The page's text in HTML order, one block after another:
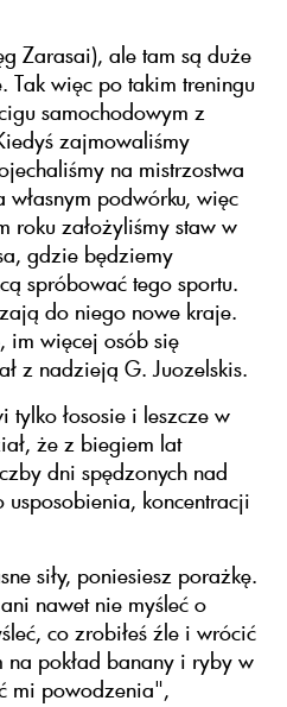
Zarasai), ale tam są duże
Tak więc po takim treningu
samochodowym z
zajmowaliśmy
na mistrzostwa
podwórku, więc
roku założyliśmy staw w
gdzie będziemy
spróbować tego sportu.
do niego nowe kraje.
im więcej osób się
z nadzieją G. Juozelskis.
łososie i leszcze w
że z biegiem lat
dni spędzonych nad
koncentracji
siły, poniesiesz porażkę.
nawet nie myśleć o
co zrobiłeś źle i wrócić
na pokład banany i ryby w
mi powodzenia",